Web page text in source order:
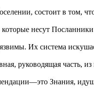
состоит в том,
несут Посланники
Их система
руководящая часть,
Знания,